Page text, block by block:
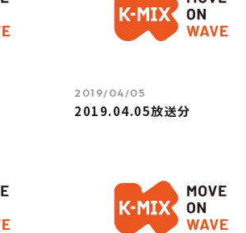
2019/04/05
2019.04.05放送分